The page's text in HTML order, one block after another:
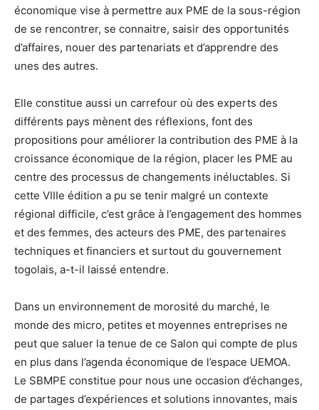
économique vise à permettre aux PME de la sous-région
de se rencontrer, se connaitre, saisir des opportunités
d’affaires, nouer des partenariats et d’apprendre des
unes des autres.
Elle constitue aussi un carrefour où des experts des
différents pays mènent des réflexions, font des
propositions pour améliorer la contribution des PME à la
croissance économique de la région, placer les PME au
centre des processus de changements inéluctables. Si
cette VIIIe édition a pu se tenir malgré un contexte
régional difficile, c’est grâce à l’engagement des hommes
et des femmes, des acteurs des PME, des partenaires
techniques et financiers et surtout du gouvernement
togolais, a-t-il laissé entendre.
Dans un environnement de morosité du marché, le
monde des micro, petites et moyennes entreprises ne
peut que saluer la tenue de ce Salon qui compte de plus
en plus dans l’agenda économique de l’espace UEMOA.
Le SBMPE constitue pour nous une occasion d’échanges,
de partages d’expériences et solutions innovantes, mais